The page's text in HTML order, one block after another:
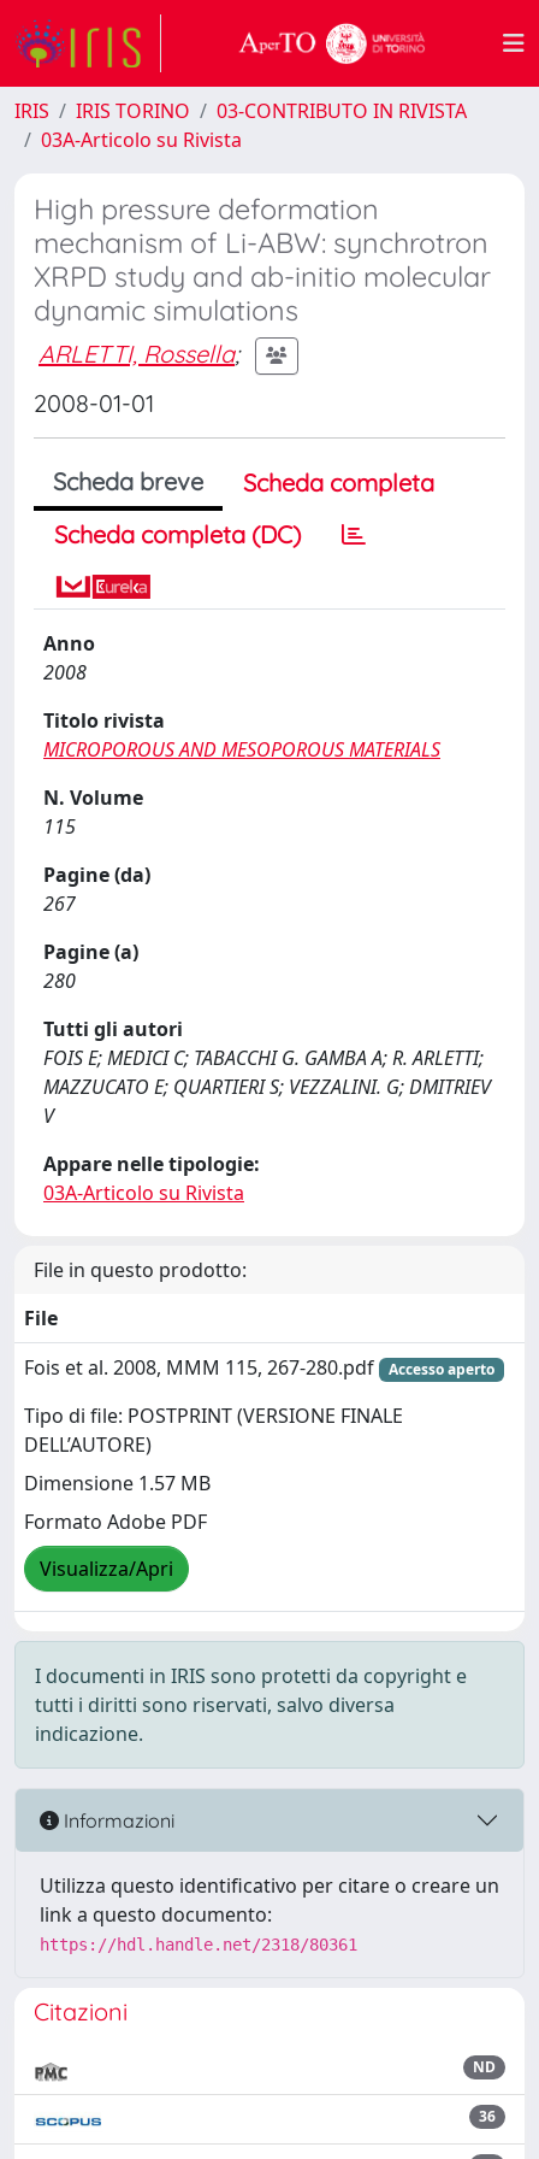
IRIS IRIS TORINO
03-CONTRIBUTO IN RIVISTA
03A-Articolo su Rivista
High pressure deformation
mechanism of Li-ABW: synchrotron
XRPD study and ab-initio molecular
dynamic simulations
ARLETTI, Rossella;
2008-01-01
Scheda breve
Scheda completa
Scheda completa (DC)
Anno
2008
Titolo rivista
MICROPOROUS AND MESOPOROUS MATERIALS
N. Volume
115
Pagine (da)
267
Pagine (a)
280
Tutti gli autori
FOIS E; MEDICI C; TABACCHI G. GAMBA A; R. ARLETTI;
MAZZUCATO E; QUARTIERI S; VEZZALINI. G; DMITRIEV
V
Appare nelle tipologie:
03A-Articolo su Rivista
File in questo prodotto:
File
Fois et al. 2008, MMM 115, 267-280.pdf
Accesso aperto
Tipo di file: POSTPRINT (VERSIONE FINALE
DELL’AUTORE)
Dimensione 1.57 MB
Formato Adobe PDF
Visualizza/Apri
I documenti in IRIS sono protetti da copyright e
tutti i diritti sono riservati, salvo diversa
indicazione.
Informazioni
Utilizza questo identificativo per citare o creare un
link a questo documento:
https://hdl.handle.net/2318/80361
Citazioni
ND
36